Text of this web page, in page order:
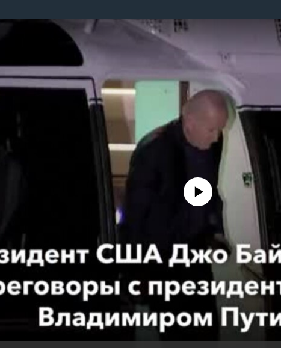
No media source currently available